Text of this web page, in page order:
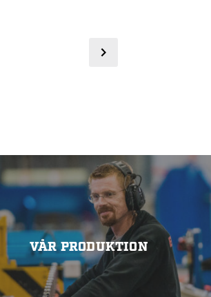
VÅR PRODUKTION